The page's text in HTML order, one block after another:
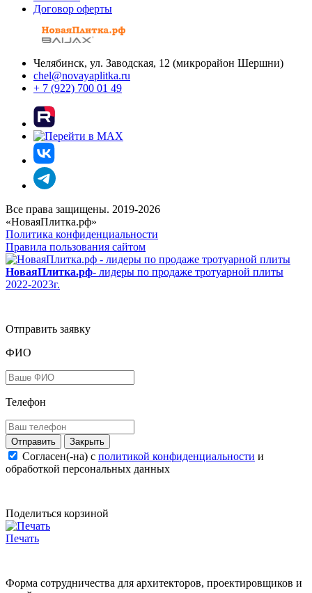
Договор оферты
Челябинск, ул. Заводская, 12 (микрорайон Шершни)
chel@novayaplitka.ru
+ 7 (922) 700 01 49
Все права защищены. 2019-2026
«НоваяПлитка.рф»
Политика конфиденциальности
Правила пользования сайтом
НоваяПлитка.рф- лидеры по продаже тротуарной плиты
2022-2023г.
Отправить заявку
ФИО
Телефон
Закрыть
Согласен(-на) c политикой конфиденциальности и
обработкой персональных данных
Поделиться корзиной
Печать
Форма сотрудничества для архитекторов, проектировщиков и